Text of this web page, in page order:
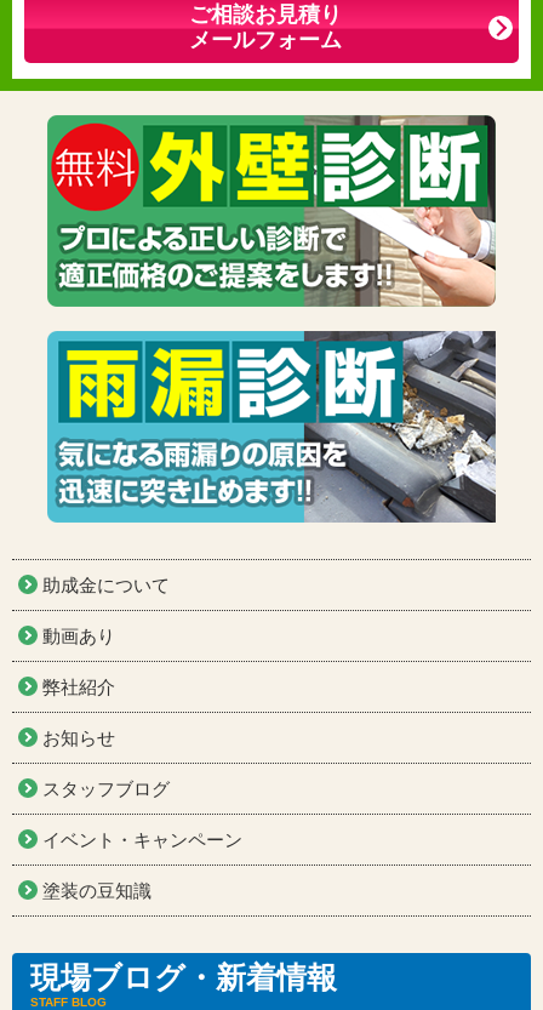
ご相談お見積り
メールフォーム
助成金について
動画あり
弊社紹介
お知らせ
スタッフブログ
イベント・キャンペーン
塗装の豆知識
現場ブログ・新着情報
STAFF BLOG